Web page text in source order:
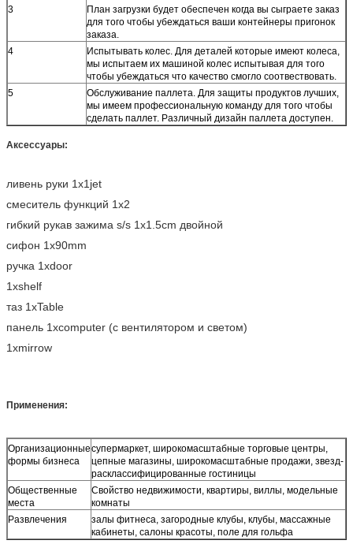
3
План загрузки будет обеспечен когда вы сыграете заказ
для того чтобы убеждаться ваши контейнеры пригонок
заказа.
4
Испытывать колес. Для деталей которые имеют колеса,
мы испытаем их машиной колес испытывая для того
чтобы убеждаться что качество смогло соотвествовать.
5
Обслуживание паллета. Для защиты продуктов лучших,
мы имеем профессиональную команду для того чтобы
сделать паллет. Различный дизайн паллета доступен.
Аксессуары:
ливень руки 1x1jet
смеситель функций 1x2
гибкий рукав зажима s/s 1x1.5cm двойной
сифон 1x90mm
ручка 1xdoor
1xshelf
таз 1xTable
панель 1xcomputer (с вентилятором и светом)
1xmirrow
Применения:
Организационные
формы бизнеса
супермаркет, широкомасштабные торговые центры,
цепные магазины, широкомасштабные продажи, звезд-
расклассифицированные гостиницы
Общественные
места
Свойство недвижимости, квартиры, виллы, модельные
комнаты
Развлечения
залы фитнеса, загородные клубы, клубы, массажные
кабинеты, салоны красоты, поле для гольфа